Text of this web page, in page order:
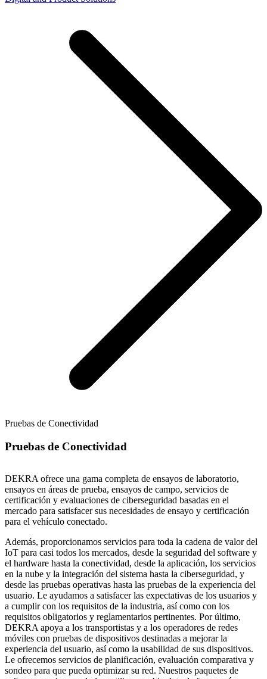
Pruebas de Conectividad
Pruebas de Conectividad
DEKRA ofrece una gama completa de ensayos de laboratorio,
ensayos en áreas de prueba, ensayos de campo, servicios de
certificación y evaluaciones de ciberseguridad basadas en el
mercado para satisfacer sus necesidades de ensayo y certificación
para el vehículo conectado.
Además, proporcionamos servicios para toda la cadena de valor del
IoT para casi todos los mercados, desde la seguridad del software y
el hardware hasta la conectividad, desde la aplicación, los servicios
en la nube y la integración del sistema hasta la ciberseguridad, y
desde las pruebas operativas hasta las pruebas de la experiencia del
usuario. Le ayudamos a satisfacer las expectativas de los usuarios y
a cumplir con los requisitos de la industria, así como con los
requisitos obligatorios y reglamentarios pertinentes. Por último,
DEKRA apoya a los transportistas y a los operadores de redes
móviles con pruebas de dispositivos destinadas a mejorar la
experiencia del usuario, así como la usabilidad de sus dispositivos.
Le ofrecemos servicios de planificación, evaluación comparativa y
sondeo para que pueda optimizar su red. Nuestros paquetes de